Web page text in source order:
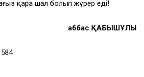
қара шал болып жүрер еді!
Ғаббас ҚАБЫШҰЛЫ